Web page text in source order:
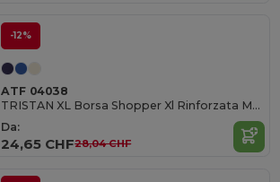
-12%
ATF 04038
TRISTAN XL Borsa Shopper Xl Rinforzata Made In France
Da:
24,65 CHF28,04 CHF